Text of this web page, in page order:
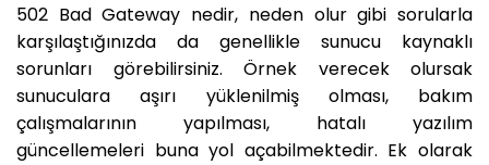
502 Bad Gateway nedir, neden olur gibi sorularla
karşılaştığınızda da genellikle sunucu kaynaklı
sorunları görebilirsiniz. Örnek verecek olursak
sunuculara aşırı yüklenilmiş olması, bakım
çalışmalarının yapılması, hatalı yazılım
güncellemeleri buna yol açabilmektedir. Ek olarak